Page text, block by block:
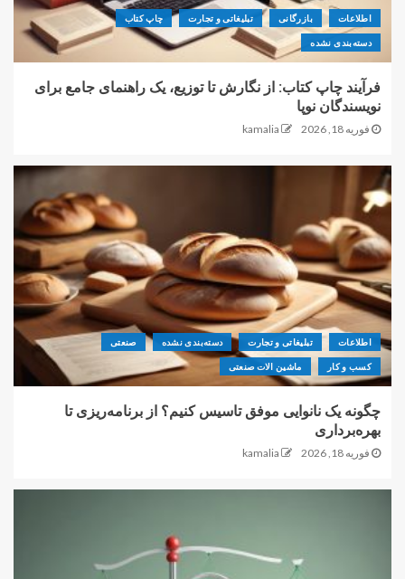
اطلاعات بازرگانی تبلیغاتی و تجارت چاپ کتاب
دسته‌بندی نشده
فرآیند چاپ کتاب: از نگارش تا توزیع، یک راهنمای جامع برای
نویسندگان نوپا
فوریه 18, 2026 kamalia
اطلاعات تبلیغاتی و تجارت دسته‌بندی نشده صنعتی
کسب و کار ماشین الات صنعتی
چگونه یک نانوایی موفق تاسیس کنیم؟ از برنامه‌ریزی تا
بهره‌برداری
فوریه 18, 2026 kamalia